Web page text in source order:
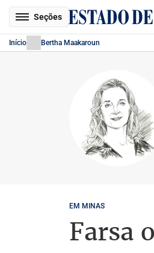
Seções
Início Bertha Maakaroun
EM MINAS
Farsa